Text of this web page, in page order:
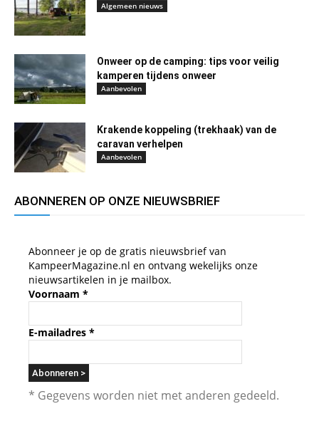
Algemeen nieuws
Onweer op de camping: tips voor veilig
kamperen tijdens onweer
Aanbevolen
Krakende koppeling (trekhaak) van de
caravan verhelpen
Aanbevolen
ABONNEREN OP ONZE NIEUWSBRIEF
Abonneer je op de gratis nieuwsbrief van
KampeerMagazine.nl en ontvang wekelijks onze
nieuwsartikelen in je mailbox.
Voornaam *
E-mailadres *
* Gegevens worden niet met anderen gedeeld.